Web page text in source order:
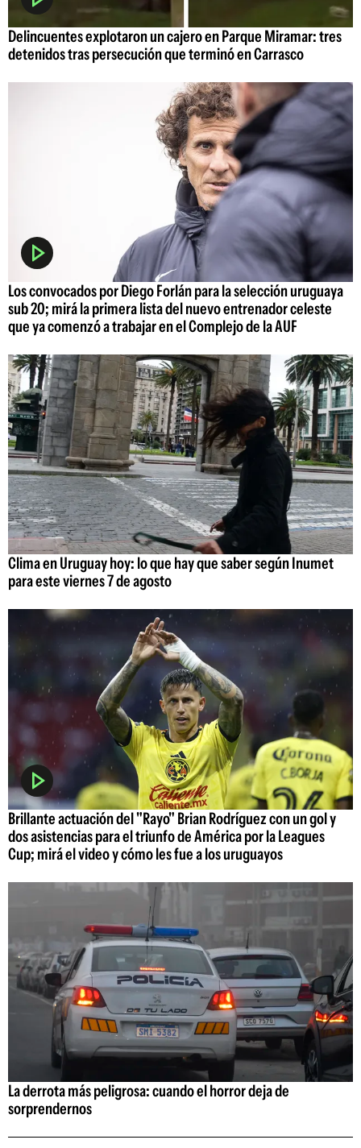
Delincuentes explotaron un cajero en Parque Miramar: tres
detenidos tras persecución que terminó en Carrasco
Los convocados por Diego Forlán para la selección uruguaya
sub 20; mirá la primera lista del nuevo entrenador celeste
que ya comenzó a trabajar en el Complejo de la AUF
Clima en Uruguay hoy: lo que hay que saber según Inumet
para este viernes 7 de agosto
Brillante actuación del "Rayo" Brian Rodríguez con un gol y
dos asistencias para el triunfo de América por la Leagues
Cup; mirá el video y cómo les fue a los uruguayos
La derrota más peligrosa: cuando el horror deja de
sorprendernos